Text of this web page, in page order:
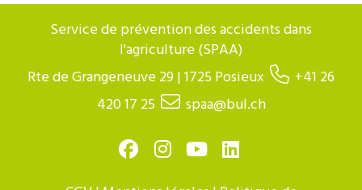
Service de prévention des accidents dans
l'agriculture (SPAA)
Rte de Grangeneuve 29 | 1725 Posieux
+41 26
420 17 25
spaa@bul.ch